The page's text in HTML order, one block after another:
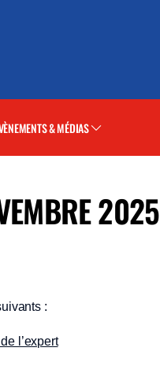
& MÉDIAS
2025
:
l’expert